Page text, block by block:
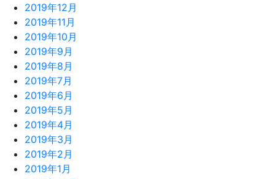
2019年12月
2019年11月
2019年10月
2019年9月
2019年8月
2019年7月
2019年6月
2019年5月
2019年4月
2019年3月
2019年2月
2019年1月